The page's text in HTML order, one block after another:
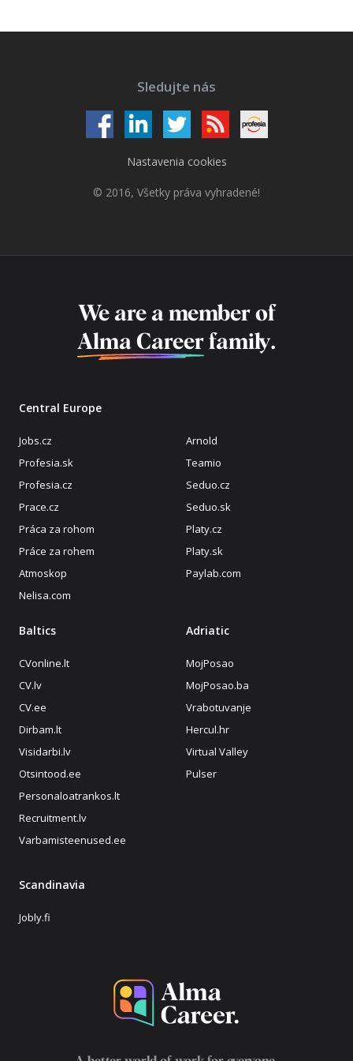
Sledujte nás
Nastavenia cookies
© 2016, Všetky práva vyhradené!
We are a member of
Alma Career family.
Central Europe
Jobs.cz
Profesia.sk
Profesia.cz
Prace.cz
Práca za rohom
Práce za rohem
Atmoskop
Nelisa.com
Arnold
Teamio
Seduo.cz
Seduo.sk
Platy.cz
Platy.sk
Paylab.com
Baltics
CVonline.lt
CV.lv
CV.ee
Dirbam.lt
Visidarbi.lv
Otsintood.ee
Personaloatrankos.lt
Recruitment.lv
Varbamisteenused.ee
Adriatic
MojPosao
MojPosao.ba
Vrabotuvanje
Hercul.hr
Virtual Valley
Pulser
Scandinavia
Jobly.fi